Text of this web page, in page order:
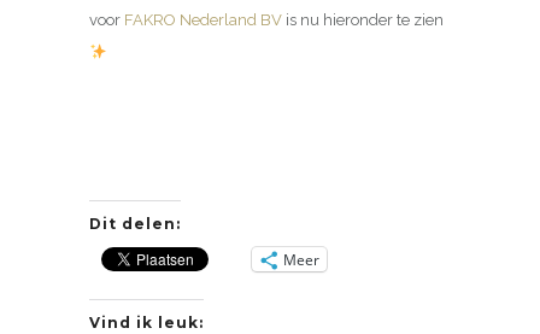
voor FAKRO Nederland BV is nu hieronder te zien
Dit delen:
Meer
Vind ik leuk: